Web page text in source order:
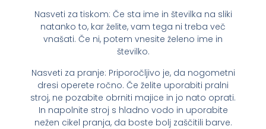
Nasveti za tiskom: Če sta ime in številka na sliki
natanko to, kar želite, vam tega ni treba več
vnašati. Če ni, potem vnesite želeno ime in
številko.
Nasveti za pranje: Priporočljivo je, da nogometni
dresi operete ročno. Če želite uporabiti pralni
stroj, ne pozabite obrniti majice in jo nato oprati.
In napolnite stroj s hladno vodo in uporabite
nežen cikel pranja, da boste bolj zaščitili barve.